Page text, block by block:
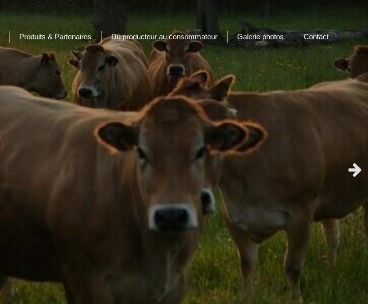
Produits & Partenaires Du producteur au consommateur Galerie photos Contact